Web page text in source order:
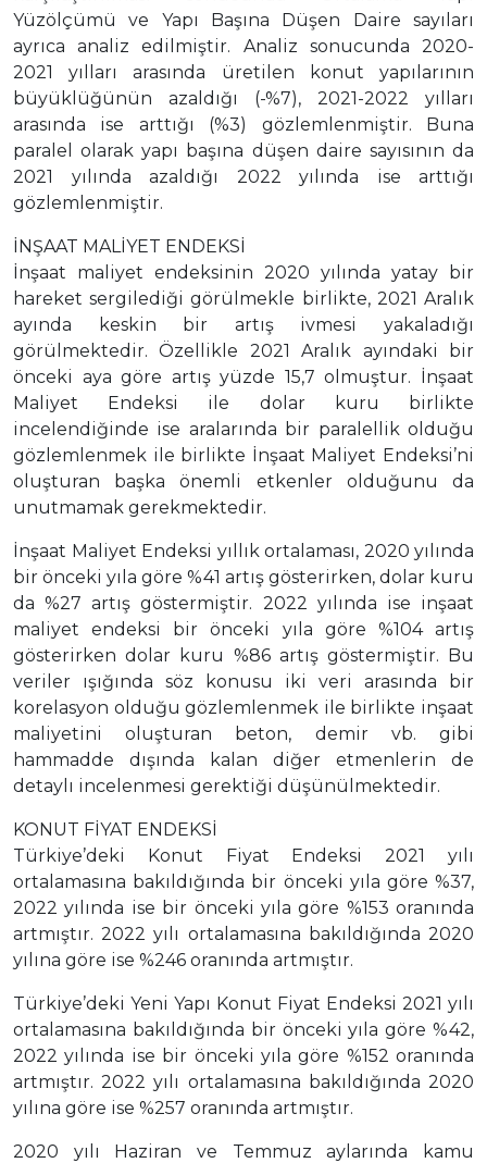
Yüzölçümü ve Yapı Başına Düşen Daire sayıları
ayrıca analiz edilmiştir. Analiz sonucunda 2020-
2021 yılları arasında üretilen konut yapılarının
büyüklüğünün azaldığı (-%7), 2021-2022 yılları
arasında ise arttığı (%3) gözlemlenmiştir. Buna
paralel olarak yapı başına düşen daire sayısının da
2021 yılında azaldığı 2022 yılında ise arttığı
gözlemlenmiştir.
İNŞAAT MALİYET ENDEKSİ
İnşaat maliyet endeksinin 2020 yılında yatay bir
hareket sergilediği görülmekle birlikte, 2021 Aralık
ayında keskin bir artış ivmesi yakaladığı
görülmektedir. Özellikle 2021 Aralık ayındaki bir
önceki aya göre artış yüzde 15,7 olmuştur. İnşaat
Maliyet Endeksi ile dolar kuru birlikte
incelendiğinde ise aralarında bir paralellik olduğu
gözlemlenmek ile birlikte İnşaat Maliyet Endeksi’ni
oluşturan başka önemli etkenler olduğunu da
unutmamak gerekmektedir.
İnşaat Maliyet Endeksi yıllık ortalaması, 2020 yılında
bir önceki yıla göre %41 artış gösterirken, dolar kuru
da %27 artış göstermiştir. 2022 yılında ise inşaat
maliyet endeksi bir önceki yıla göre %104 artış
gösterirken dolar kuru %86 artış göstermiştir. Bu
veriler ışığında söz konusu iki veri arasında bir
korelasyon olduğu gözlemlenmek ile birlikte inşaat
maliyetini oluşturan beton, demir vb. gibi
hammadde dışında kalan diğer etmenlerin de
detaylı incelenmesi gerektiği düşünülmektedir.
KONUT FİYAT ENDEKSİ
Türkiye’deki Konut Fiyat Endeksi 2021 yılı
ortalamasına bakıldığında bir önceki yıla göre %37,
2022 yılında ise bir önceki yıla göre %153 oranında
artmıştır. 2022 yılı ortalamasına bakıldığında 2020
yılına göre ise %246 oranında artmıştır.
Türkiye’deki Yeni Yapı Konut Fiyat Endeksi 2021 yılı
ortalamasına bakıldığında bir önceki yıla göre %42,
2022 yılında ise bir önceki yıla göre %152 oranında
artmıştır. 2022 yılı ortalamasına bakıldığında 2020
yılına göre ise %257 oranında artmıştır.
2020 yılı Haziran ve Temmuz aylarında kamu